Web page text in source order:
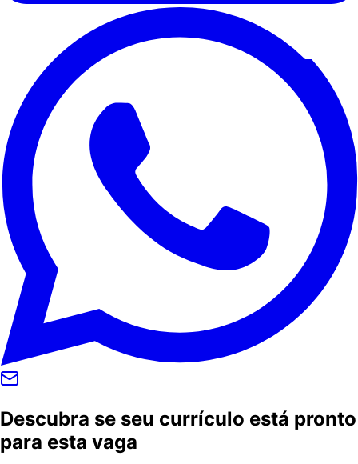
Descubra se seu currículo está pronto
para esta vaga